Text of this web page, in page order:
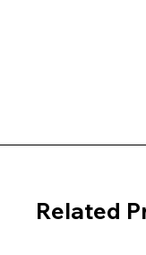
Related